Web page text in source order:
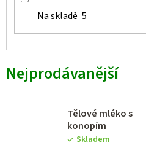
Nejprodávanější
Tělové mléko s
konopím
Skladem
Na skladě 5